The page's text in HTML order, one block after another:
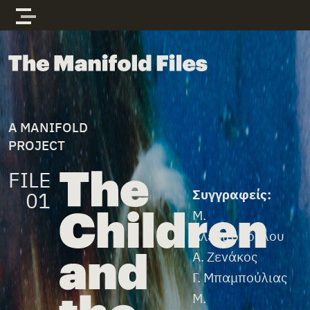
Skip to content
The Manifold Files
A MANIFOLD
PROJECT
FILE
01 File Credits
Συγγραφείς:
Μ.
Αλεβιζοπούλου
Α. Ζενάκος
Γ. Μπαμπούλιας
Μ.